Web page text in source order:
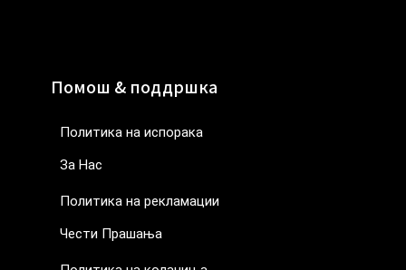
Помош & поддршка
Политика на испорака
За Нас
Политика на рекламации
Чести Прашања